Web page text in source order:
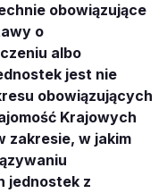
obowiązujące
o
albo
jest nie
obowiązujących
Krajowych
zakresie, w jakim
jednostek z